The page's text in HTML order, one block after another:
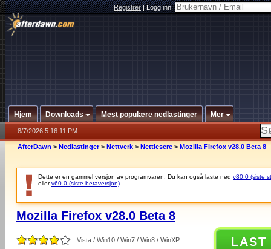
Registrer|Logg inn:
Hjem Downloads Mest populære nedlastinger Mer
8/7/2026 5:16:11 PM
AfterDawn > Nedlastinger > Nettverk > Nettlesere > Mozilla Firefox v28.0 Beta 8
Dette er en gammel versjon av programvaren. Du kan også laste ned v80.0 (siste
ellerv60.0 (siste betaversjon)
Mozilla Firefox v28.0 Beta 8
Vista / Win10 / Win7 / Win8 / WinXP LAST